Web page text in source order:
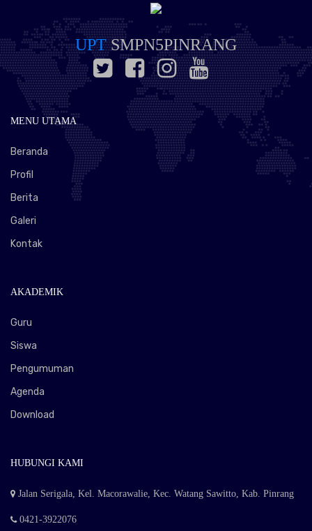
UPTSMPN5PINRANG
MENU UTAMA
Beranda
Profil
Berita
Galeri
Kontak
AKADEMIK
Guru
Siswa
Pengumuman
Agenda
Download
HUBUNGI KAMI
Jalan Serigala, Kel. Macorawalie, Kec. Watang Sawitto, Kab. Pinrang
0421-3922076